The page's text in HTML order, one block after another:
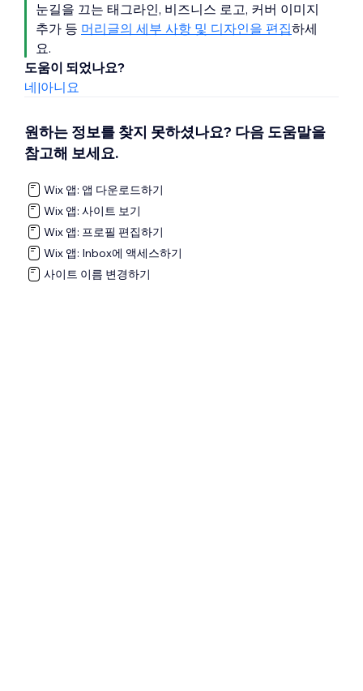
눈길을 끄는 태그라인, 비즈니스 로고, 커버 이미지
추가 등 머리글의 세부 사항 및 디자인을 편집하세
요.
도움이 되었나요?
네|아니요
원하는 정보를 찾지 못하셨나요? 다음 도움말을
참고해 보세요.
Wix 앱: 앱 다운로드하기
Wix 앱: 사이트 보기
Wix 앱: 프로필 편집하기
Wix 앱: Inbox에 액세스하기
사이트 이름 변경하기